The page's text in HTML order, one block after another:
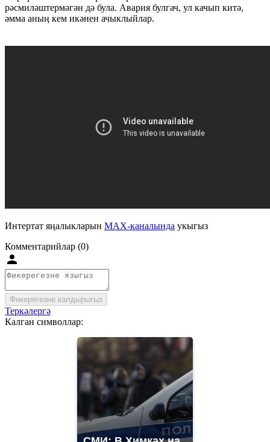
рәсмиләштермәгән дә була. Авария булгач, ул качып китә,
әмма аның кем икәнен ачыклыйлар.
Интертат яңалыкларын MAX-каналында укыгыз
Комментарийлар (0)
Фикерегезне калдырыгыз
Теркәлергә
Калган символлар: